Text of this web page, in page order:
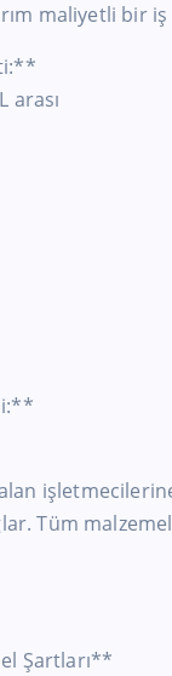
maliyetli bir
arası
Tüm
Şartları**